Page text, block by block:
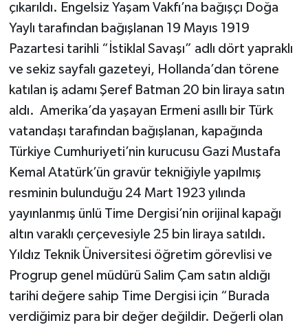
çıkarıldı. Engelsiz Yaşam Vakfı’na bağışçı Doğa
Yaylı tarafından bağışlanan 19 Mayıs 1919
Pazartesi tarihli “İstiklal Savaşı” adlı dört yapraklı
ve sekiz sayfalı gazeteyi, Hollanda’dan törene
katılan iş adamı Şeref Batman 20 bin liraya satın
aldı. Amerika’da yaşayan Ermeni asıllı bir Türk
vatandaşı tarafından bağışlanan, kapağında
Türkiye Cumhuriyeti’nin kurucusu Gazi Mustafa
Kemal Atatürk’ün gravür tekniğiyle yapılmış
resminin bulunduğu 24 Mart 1923 yılında
yayınlanmış ünlü Time Dergisi’nin orijinal kapağı
altın varaklı çerçevesiyle 25 bin liraya satıldı.
Yıldız Teknik Üniversitesi öğretim görevlisi ve
Progrup genel müdürü Salim Çam satın aldığı
tarihi değere sahip Time Dergisi için “Burada
verdiğimiz para bir değer değildir. Değerli olan